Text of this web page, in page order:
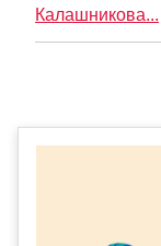
Калашникова...